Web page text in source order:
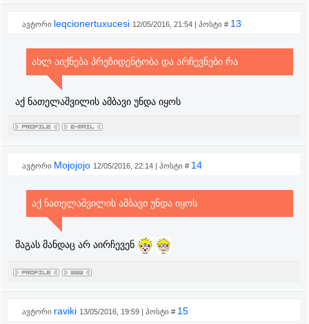
ავტორი leqcionertuxucesi 12/05/2016, 21:54 | პოსტი # 13
ახლ აიქნება პრეზიდენტობა და არჩევნები რა
აქ ნათელაშვილის ამბავი უნდა იყოს
ავტორი Mojojojo 12/05/2016, 22:14 | პოსტი # 14
აქ ნათელაშვილის ამბავი უნდა იყოს
მაგას მანდაც არ აირჩევენ
ავტორი raviki 13/05/2016, 19:59 | პოსტი # 15